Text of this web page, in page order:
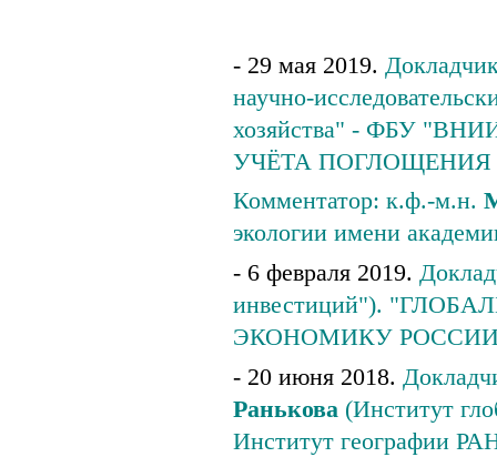
- 29 мая 2019.
научно-
хозяйства" - ФБУ
УЧЁТА ПОГЛОЩЕНИЯ
Комментатор: к.ф.-м.н.
экологии имени
- 6 февраля 2019.
инвестиций").
ЭКОНОМИКУ РОССИИ".
- 20 июня 2018.
Ранькова (Институт
Институт